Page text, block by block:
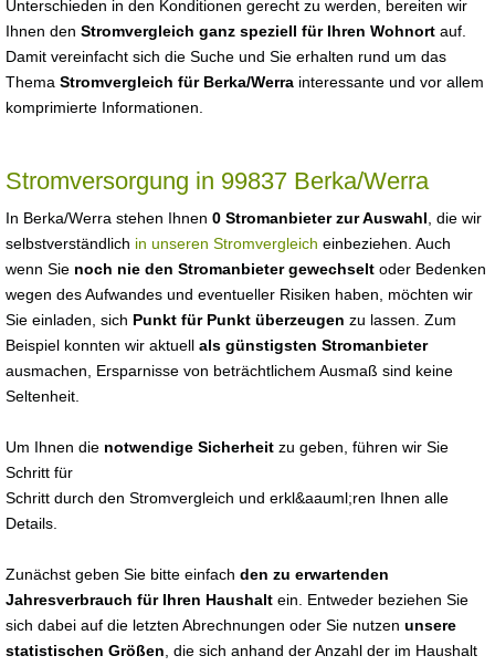
Unterschieden in den Konditionen gerecht zu werden, bereiten wir
Ihnen den Stromvergleich ganz speziell für Ihren Wohnort auf.
Damit vereinfacht sich die Suche und Sie erhalten rund um das
Thema Stromvergleich für Berka/Werra interessante und vor allem
komprimierte Informationen.
Stromversorgung in 99837 Berka/Werra
In Berka/Werra stehen Ihnen 0 Stromanbieter zur Auswahl , die wir
selbstverständlich in unseren Stromvergleich einbeziehen. Auch
wenn Sie noch nie den Stromanbieter gewechselt oder Bedenken
wegen des Aufwandes und eventueller Risiken haben, möchten wir
Sie einladen, sich Punkt für Punkt überzeugen zu lassen. Zum
Beispiel konnten wir aktuell als günstigsten Stromanbieter
ausmachen, Ersparnisse von beträchtlichem Ausmaß sind keine
Seltenheit.
Um Ihnen die notwendige Sicherheit zu geben, führen wir Sie
Schritt für
Schritt durch den Stromvergleich und erkl&aauml;ren Ihnen alle
Details.
Zunächst geben Sie bitte einfach den zu erwartenden
Jahresverbrauch für Ihren Haushalt ein. Entweder beziehen Sie
sich dabei auf die letzten Abrechnungen oder Sie nutzen unsere
statistischen Größen , die sich anhand der Anzahl der im Haushalt